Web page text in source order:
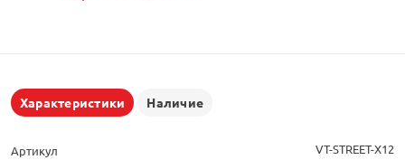
Характеристики Наличие
Артикул
VT-STREET-X12